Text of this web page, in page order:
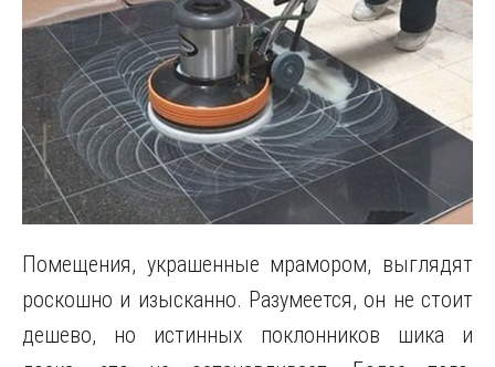
Помещения, украшенные мрамором, выглядят
роскошно и изысканно. Разумеется, он не стоит
дешево, но истинных поклонников шика и